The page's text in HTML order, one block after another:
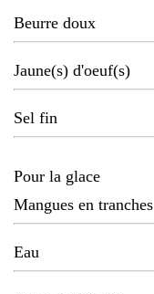
Beurre doux
Jaune(s) d'oeuf(s)
Sel fin
Pour la glace
Mangues en tranches
Eau